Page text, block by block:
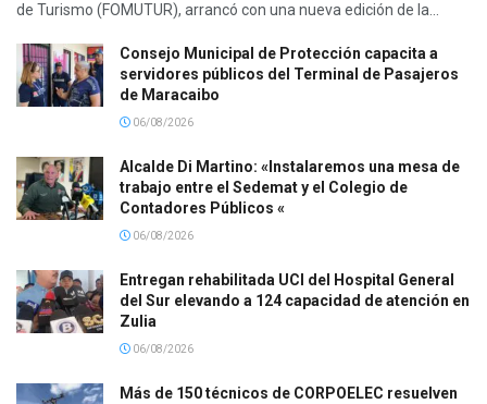
de Turismo (FOMUTUR), arrancó con una nueva edición de la...
Consejo Municipal de Protección capacita a
servidores públicos del Terminal de Pasajeros
de Maracaibo
06/08/2026
Alcalde Di Martino: «Instalaremos una mesa de
trabajo entre el Sedemat y el Colegio de
Contadores Públicos «
06/08/2026
Entregan rehabilitada UCI del Hospital General
del Sur elevando a 124 capacidad de atención en
Zulia
06/08/2026
Más de 150 técnicos de CORPOELEC resuelven